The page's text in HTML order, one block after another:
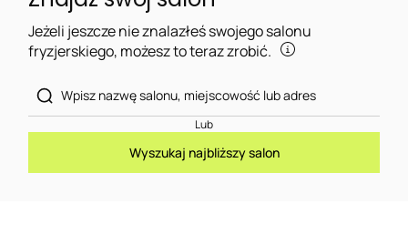
Jeżeli jeszcze nie znalazłeś swojego salonu
fryzjerskiego, możesz to teraz zrobić.
Lub
Wyszukaj najbliższy salon